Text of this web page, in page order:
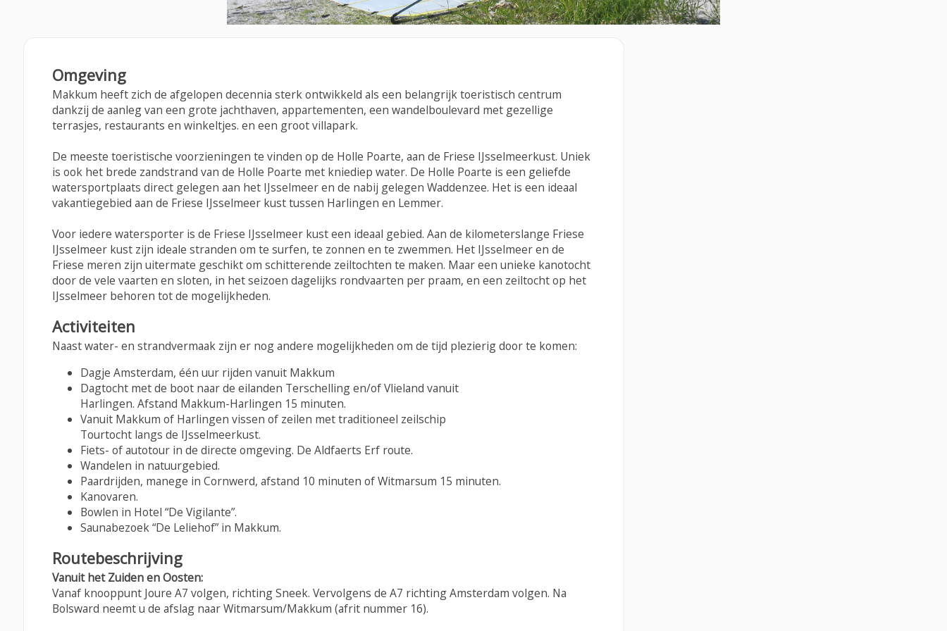
Omgeving
Makkum heeft zich de afgelopen decennia sterk ontwikkeld als een belangrijk toeristisch centrum
dankzij de aanleg van een grote jachthaven, appartementen, een wandelboulevard met gezellige
terrasjes, restaurants en winkeltjes. en een groot villapark.
De meeste toeristische voorzieningen te vinden op de Holle Poarte, aan de Friese IJsselmeerkust. Uniek
is ook het brede zandstrand van de Holle Poarte met kniediep water. De Holle Poarte is een geliefde
watersportplaats direct gelegen aan het IJsselmeer en de nabij gelegen Waddenzee. Het is een ideaal
vakantiegebied aan de Friese IJsselmeer kust tussen Harlingen en Lemmer.
Voor iedere watersporter is de Friese IJsselmeer kust een ideaal gebied. Aan de kilometerslange Friese
IJsselmeer kust zijn ideale stranden om te surfen, te zonnen en te zwemmen. Het IJsselmeer en de
Friese meren zijn uitermate geschikt om schitterende zeiltochten te maken. Maar een unieke kanotocht
door de vele vaarten en sloten, in het seizoen dagelijks rondvaarten per praam, en een zeiltocht op het
IJsselmeer behoren tot de mogelijkheden.
Activiteiten
Naast water- en strandvermaak zijn er nog andere mogelijkheden om de tijd plezierig door te komen:
Dagje Amsterdam, één uur rijden vanuit Makkum
Dagtocht met de boot naar de eilanden Terschelling en/of Vlieland vanuit
Harlingen. Afstand Makkum-Harlingen 15 minuten.
Vanuit Makkum of Harlingen vissen of zeilen met traditioneel zeilschip
Tourtocht langs de IJsselmeerkust.
Fiets- of autotour in de directe omgeving. De Aldfaerts Erf route.
Wandelen in natuurgebied.
Paardrijden, manege in Cornwerd, afstand 10 minuten of Witmarsum 15 minuten.
Kanovaren.
Bowlen in Hotel “De Vigilante”.
Saunabezoek “De Leliehof” in Makkum.
Routebeschrijving
Vanuit het Zuiden en Oosten:
Vanaf knooppunt Joure A7 volgen, richting Sneek. Vervolgens de A7 richting Amsterdam volgen. Na
Bolsward neemt u de afslag naar Witmarsum/Makkum (afrit nummer 16).